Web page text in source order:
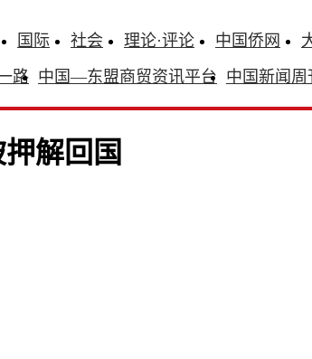
国际 社会 理论·评论 中国侨网
路 中国—东盟商贸资讯平台 中国新闻周
解回国